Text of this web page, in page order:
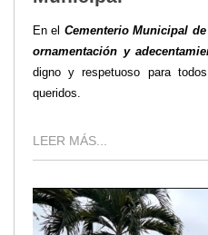
En el Cementerio Municipal de
ornamentación y
digno y respetuoso para
queridos.
LEER MÁS...